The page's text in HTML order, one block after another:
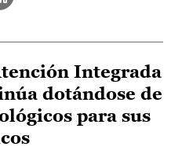
Integrada
dotándose de
para sus